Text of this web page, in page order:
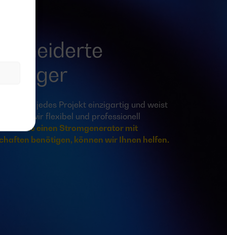
ist jedes Projekt einzigartig und weist
die wir flexibel und professionell
Sie einen Stromgenerator mit
benötigen, können wir Ihnen helfen.